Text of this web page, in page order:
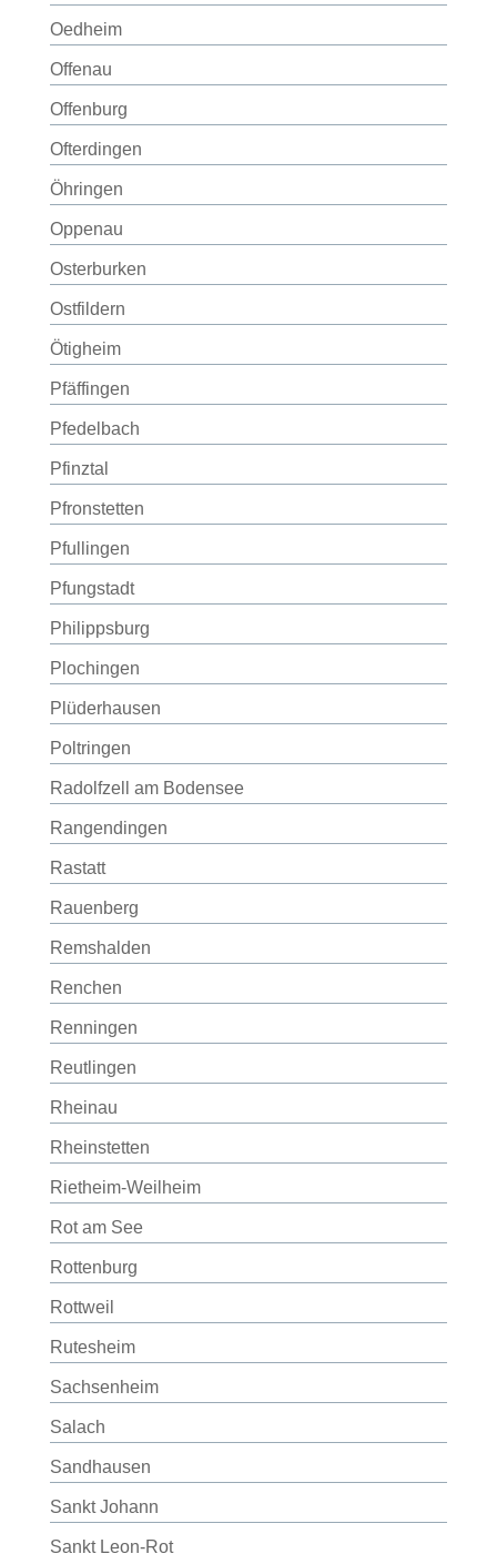
Oedheim
Offenau
Offenburg
Ofterdingen
Öhringen
Oppenau
Osterburken
Ostfildern
Ötigheim
Pfäffingen
Pfedelbach
Pfinztal
Pfronstetten
Pfullingen
Pfungstadt
Philippsburg
Plochingen
Plüderhausen
Poltringen
Radolfzell am Bodensee
Rangendingen
Rastatt
Rauenberg
Remshalden
Renchen
Renningen
Reutlingen
Rheinau
Rheinstetten
Rietheim-Weilheim
Rot am See
Rottenburg
Rottweil
Rutesheim
Sachsenheim
Salach
Sandhausen
Sankt Johann
Sankt Leon-Rot